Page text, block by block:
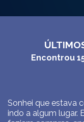
Encontrou
Sonhei que estava
indo a algum lugar.